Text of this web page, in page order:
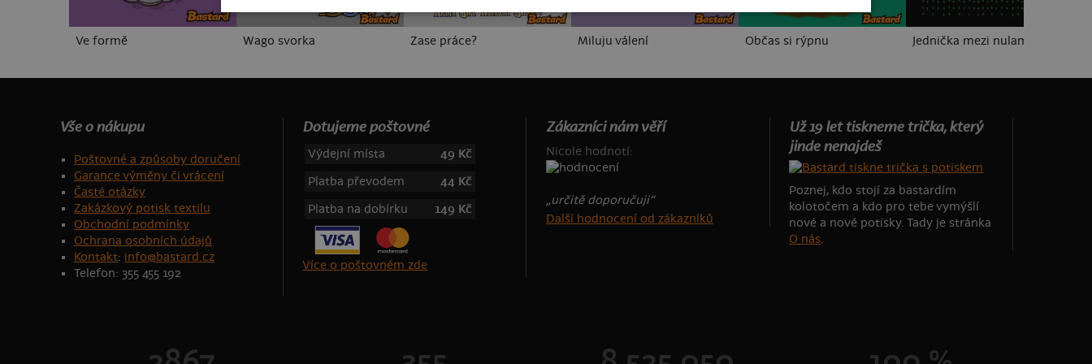
Ve formě Wago svorka Zase práce? Miluju válení Občas si rýpnu Jednička mezi nulami
Vše o nákupu
Poštovné a způsoby doručení
Garance výměny či vrácení
Časté otázky
Zakázkový potisk textilu
Obchodní podmínky
Ochrana osobních údajů
Kontakt: info@bastard.cz
Telefon: 355 455 192
Dotujeme poštovné
Výdejní místa
49 Kč
Platba převodem
44 Kč
Platba na dobírku
149 Kč
Více o poštovném zde
Zákazníci nám věří
Nicole hodnotí:
„určitě doporučuji“
Další hodnocení od zákazníků
Už 19 let tiskneme trička, který
jinde nenajdeš
Poznej, kdo stojí za bastardím
kolotočem a kdo pro tebe vymýšlí
nové a nové potisky. Tady je stránka
O nás.